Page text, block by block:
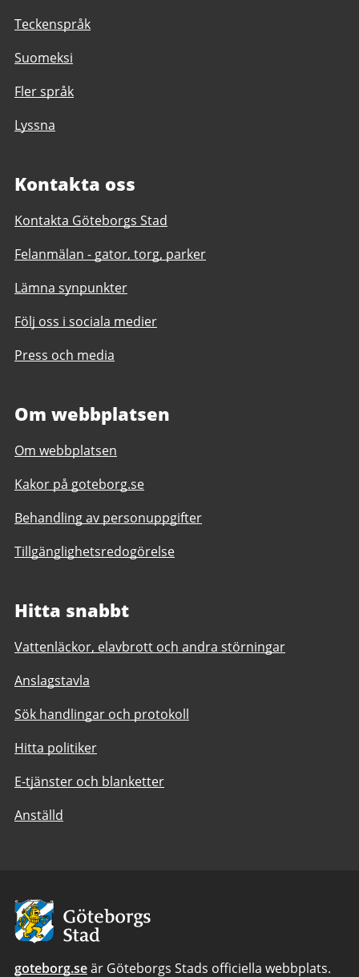
Teckenspråk
Suomeksi
Fler språk
Lyssna
Kontakta oss
Kontakta Göteborgs Stad
Felanmälan - gator, torg, parker
Lämna synpunkter
Följ oss i sociala medier
Press och media
Om webbplatsen
Om webbplatsen
Kakor på goteborg.se
Behandling av personuppgifter
Tillgänglighetsredogörelse
Hitta snabbt
Vattenläckor, elavbrott och andra störningar
Anslagstavla
Sök handlingar och protokoll
Hitta politiker
E-tjänster och blanketter
Anställd
Avsändare:
Göteborgs
Stad
goteborg.seär Göteborgs Stads officiella webbplats.